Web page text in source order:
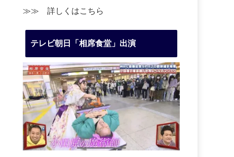
≫≫ 詳しくはこちら
テレビ朝日「相席食堂」出演